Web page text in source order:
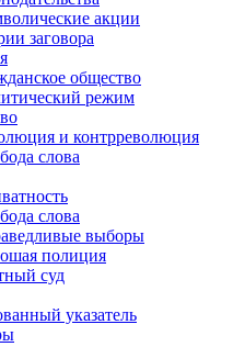
акции
заговора
общество
режим
и контрреволюция
слова
слова
выборы
полиция
суд
указатель